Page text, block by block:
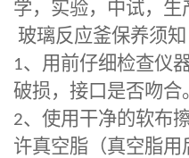
学，实验，中试，生
玻璃反应釜保养须知
1、用前仔细检查仪
破损，接口是否吻合
2、使用干净的软布
许真空脂（真空脂用